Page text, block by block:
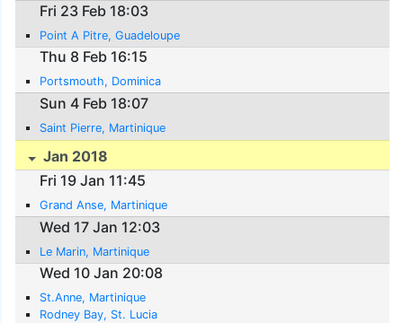
Fri 23 Feb 18:03
Point A Pitre, Guadeloupe
Thu 8 Feb 16:15
Portsmouth, Dominica
Sun 4 Feb 18:07
Saint Pierre, Martinique
Jan 2018
Fri 19 Jan 11:45
Grand Anse, Martinique
Wed 17 Jan 12:03
Le Marin, Martinique
Wed 10 Jan 20:08
St.Anne, Martinique
Rodney Bay, St. Lucia